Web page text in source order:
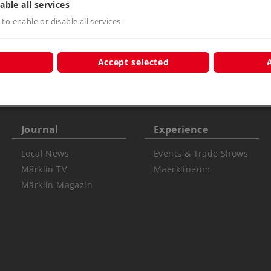
Zurück
Journal
Local News
Märklin TV
Märklin Magazin
Experience
Events & Trade Shows
Maerklineum
all services
enable or disable all services.
Accept selected